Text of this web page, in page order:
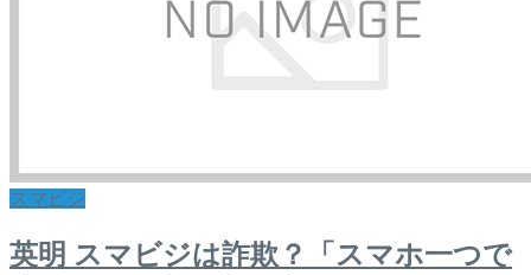
スマビジ
英明 スマビジは詐欺？「スマホ一つで